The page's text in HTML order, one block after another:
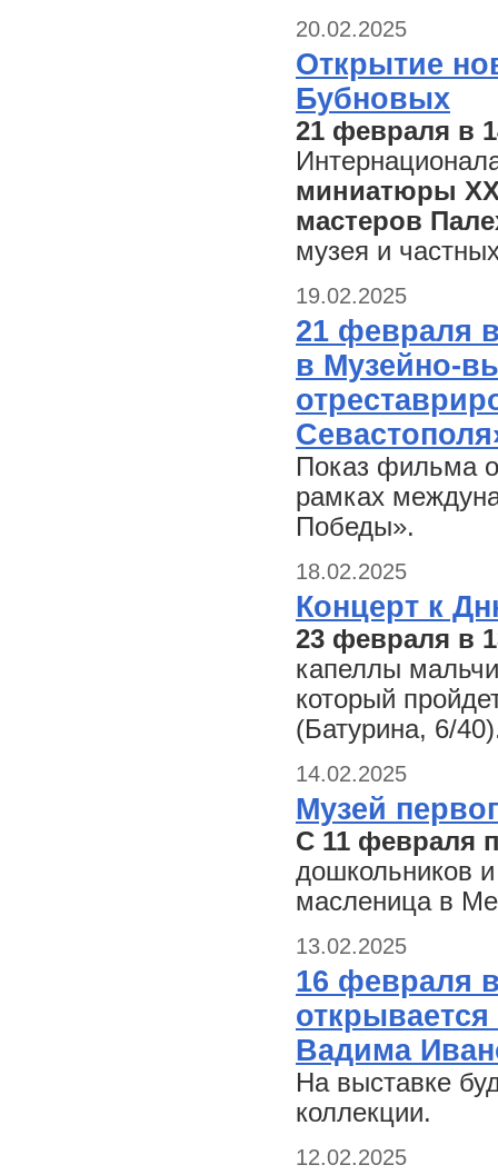
20.02.2025
Открытие
Бубновых
21 февраля в
миниатюры
мастеров
музея и
19.02.2025
21 февраля
в Музейно-
Показ фильма
рамках
Победы».
18.02.2025
Концерт к
23 февраля в
капеллы
который
(Батурина, 6/
14.02.2025
Музей
С 11 февраля
дошкольников
масленица в
13.02.2025
16 февраля
Вадима
На выставке
коллекции.
12.02.2025